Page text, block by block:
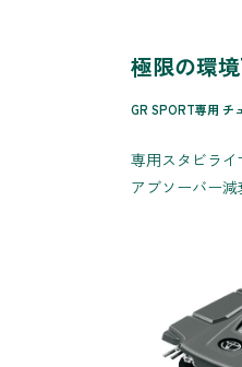
極限の環
GR SPORT専用 チ
専用スタビラ
アブソーバー